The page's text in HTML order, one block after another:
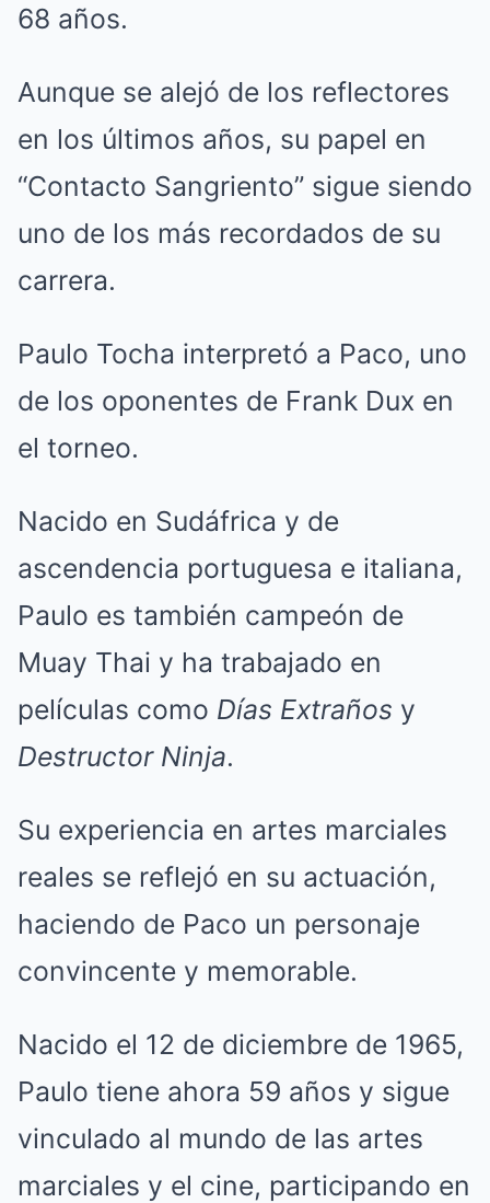
68 años.
Aunque se alejó de los reflectores
en los últimos años, su papel en
“Contacto Sangriento” sigue siendo
uno de los más recordados de su
carrera.
Paulo Tocha interpretó a Paco, uno
de los oponentes de Frank Dux en
el torneo.
Nacido en Sudáfrica y de
ascendencia portuguesa e italiana,
Paulo es también campeón de
Muay Thai y ha trabajado en
películas como Días Extraños y
Destructor Ninja.
Su experiencia en artes marciales
reales se reflejó en su actuación,
haciendo de Paco un personaje
convincente y memorable.
Nacido el 12 de diciembre de 1965,
Paulo tiene ahora 59 años y sigue
vinculado al mundo de las artes
marciales y el cine, participando en